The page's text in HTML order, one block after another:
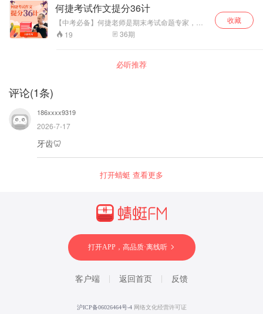
何捷考试作文提分36计
【中考必备】何捷老师是期末考试命题专家，对
题型考察、考试作文技巧，有深入的研究。古代
兵法有36计，帮助人们取得胜利；何捷老师的考
程，专门针对考试作文，从开头到结尾，从结构
到篇章，从写人到记事，通过提分36计，让基础
19 36期
收藏
必听推荐
评论(1条)
186xxxx9319
2026-7-17
牙齿🦷
打开蜻蜓 查看更多
打开APP，高品质·离线听
客户端 返回首页 反馈
沪ICP备06026464号-4 网络文化经营许可证